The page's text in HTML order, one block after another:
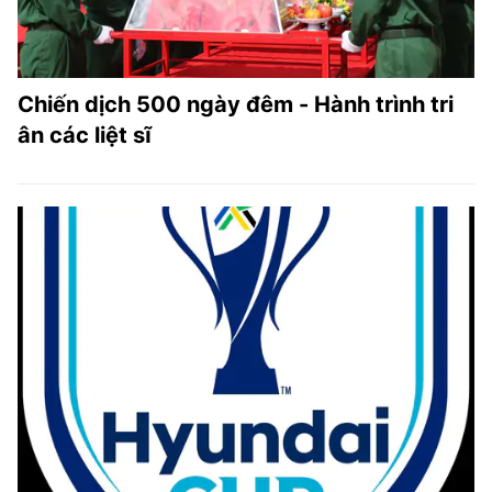
Chiến dịch 500 ngày đêm - Hành trình tri
ân các liệt sĩ